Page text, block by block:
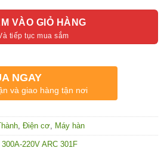
VÀO GIỎ HÀNG
NGAY
và giao hàng tận nơi
, Điện cơ, Máy hàn
220V ARC 301F